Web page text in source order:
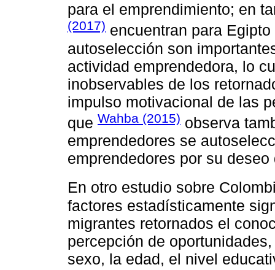
para el emprendimiento; en
(2017) encuentran para
autoselección son
actividad emprendedora, lo
inobservables de los
impulso motivacional de las
que Wahba (2015) observa
emprendedores se
emprendedores por su
En otro estudio sobre
factores estadísticamente
migrantes retornados el
percepción de
sexo, la edad, el nivel